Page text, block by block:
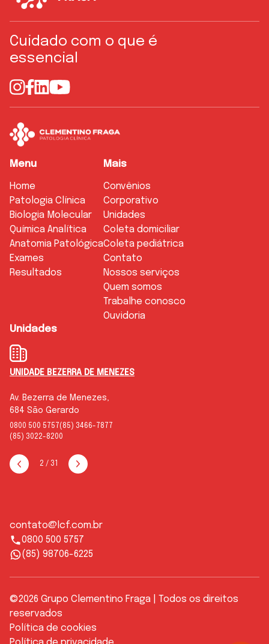
Cuidado com o que é
essencial
Menu
Home
Patologia Clínica
Biologia Molecular
Química Analítica
Anatomia Patológica
Exames
Resultados
Mais
Convênios
Corporativo
Unidades
Coleta domiciliar
Coleta pediátrica
Contato
Nossos serviços
Quem somos
Trabalhe conosco
Ouvidoria
Unidades
UNIDADE BEZERRA DE MENEZES
Av. Bezerra de Menezes,
684 São Gerardo
0800 500 5757 (85) 3466-7877
(85) 3022-8200
2 / 31
contato@lcf.com.br
0800 500 5757
(85) 98706-6225
©2026 Grupo Clementino Fraga | Todos os direitos
reservados
Política de cookies